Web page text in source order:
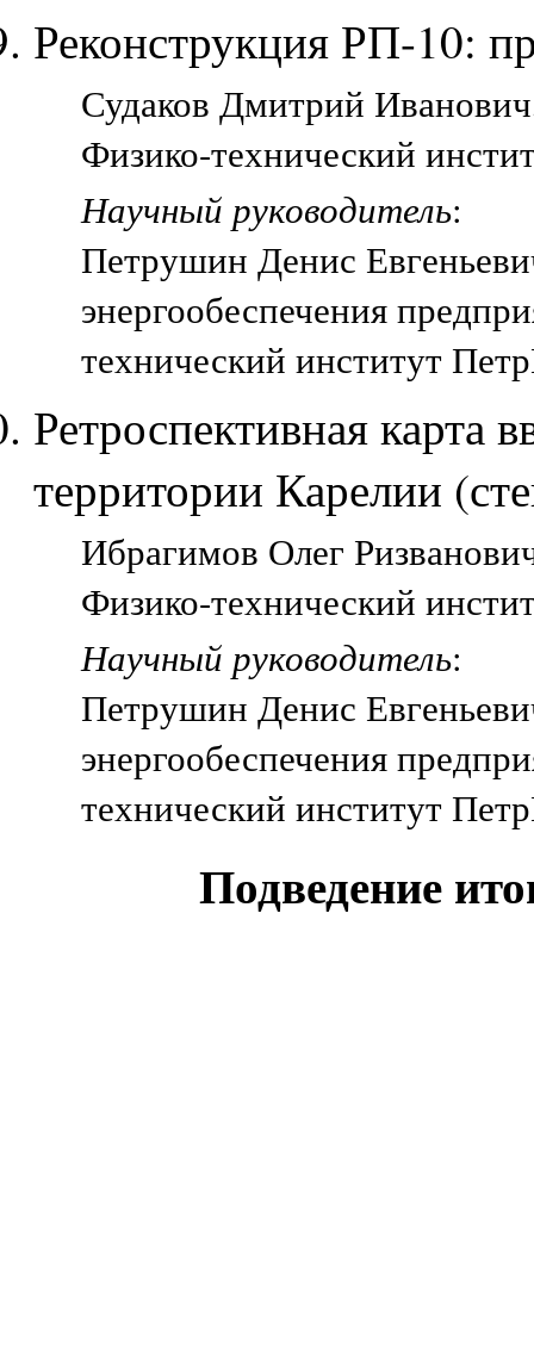
Реконструкция РП-10:
Судаков Дмитрий
Физико-технический
Научный руководитель:
Петрушин Денис
энергообеспечения
технический институт
Ретроспективная карта
территории Карелии
Ибрагимов Олег
Физико-технический
Научный руководитель:
Петрушин Денис
энергообеспечения
технический институт
Подведение